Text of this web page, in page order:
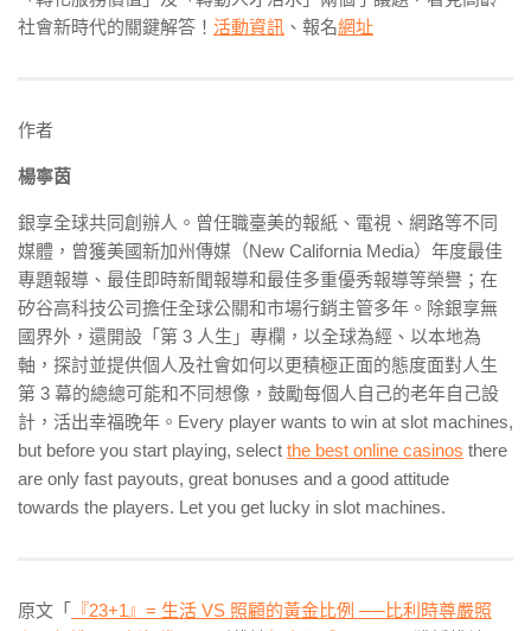
社會新時代的關鍵解答！ 活動資訊 、報名網址
作者
楊寧茵
銀享全球共同創辦人。曾任職臺美的報紙、電視、網路等不同
媒體，曾獲美國新加州傳媒（New California Media）年度最佳
專題報導、最佳即時新聞報導和最佳多重優秀報導等榮譽；在
矽谷高科技公司擔任全球公關和市場行銷主管多年。除銀享無
國界外，還開設「第 3 人生」專欄，以全球為經、以本地為
軸，探討並提供個人及社會如何以更積極正面的態度面對人生
第 3 幕的總總可能和不同想像，鼓勵每個人自己的老年自己設
計，活出幸福晚年。Every player wants to win at slot machines,
but before you start playing, select the best online casinos there
are only fast payouts, great bonuses and a good attitude
towards the players. Let you get lucky in slot machines.
原文「 『23+1』= 生活 VS 照顧的黃金比例 ──比利時尊嚴照